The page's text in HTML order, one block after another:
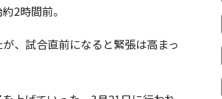
2時間前。
、試合直前になると緊張は高まっ